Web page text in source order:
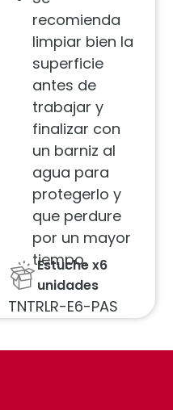
recomienda
limpiar bien la
superficie
antes de
trabajar y
finalizar con
un barniz al
agua para
protegerlo y
que perdure
por un mayor
tiempo.
Estuche x6
unidades
TNTRLR-E6-PAS